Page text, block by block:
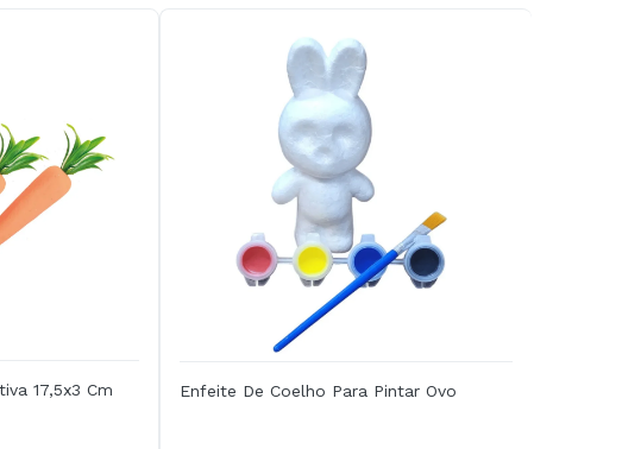
17,5x3 Cm Enfeite De Coelho Para Pintar Ovo